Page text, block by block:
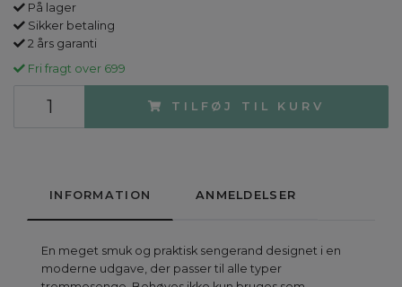
På lager
Sikker betaling
2 års garanti
Fri fragt over 699
TILFØJ TIL KURV
INFORMATION ANMELDELSER
En meget smuk og praktisk sengerand designet i en
moderne udgave, der passer til alle typer